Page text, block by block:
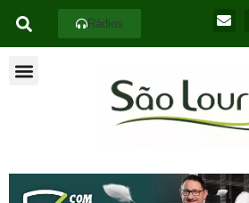
Rádios